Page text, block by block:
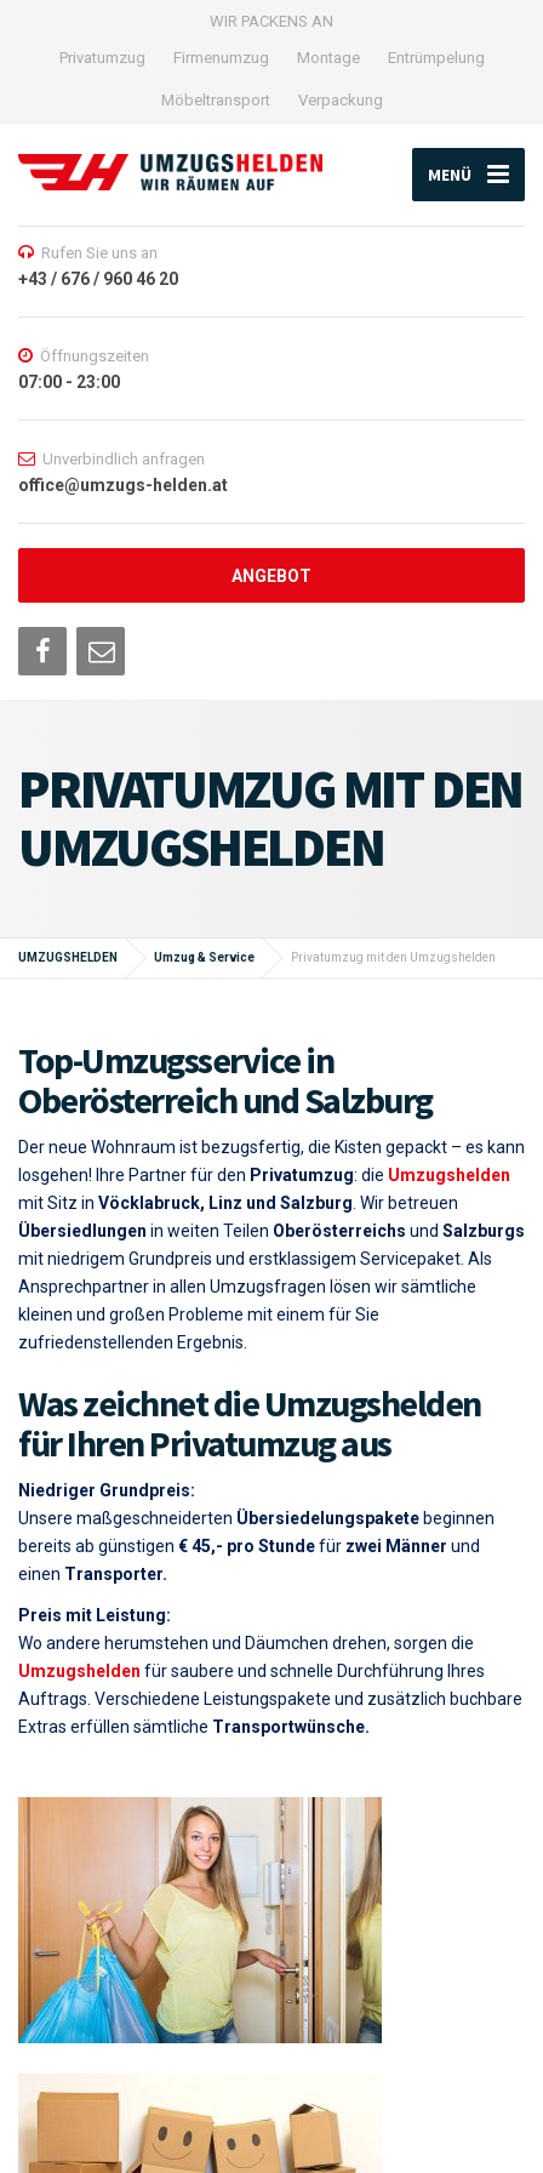
WIR PACKENS AN
Privatumzug
Firmenumzug Montage Entrümpelung
Möbeltransport Verpackung
MENÜ
Rufen Sie uns an
+43 / 676 / 960 46 20
Öffnungszeiten
07:00 - 23:00
Unverbindlich anfragen
office@umzugs-helden.at
ANGEBOT
PRIVATUMZUG MIT DEN
UMZUGSHELDEN
UMZUGSHELDEN Umzug & Service Privatumzug mit den Umzugshelden
Top-Umzugsservice in
Oberösterreich und Salzburg
Der neue Wohnraum ist bezugsfertig, die Kisten gepackt – es kann
losgehen! Ihre Partner für den Privatumzug: die Umzugshelden
mit Sitz in Vöcklabruck, Linz und Salzburg . Wir betreuen
Übersiedlungen in weiten Teilen Oberösterreichs und Salzburgs
mit niedrigem Grundpreis und erstklassigem Servicepaket. Als
Ansprechpartner in allen Umzugsfragen lösen wir sämtliche
kleinen und großen Probleme mit einem für Sie
zufriedenstellenden Ergebnis.
Was zeichnet die Umzugshelden
für Ihren Privatumzug aus
Niedriger Grundpreis:
Unsere maßgeschneiderten Übersiedelungspaketebeginnen
bereits ab günstigen € 45,- pro Stundefür zwei Männer und
einen Transporter.
Preis mit Leistung:
Wo andere herumstehen und Däumchen drehen, sorgen die
Umzugshelden für saubere und schnelle Durchführung Ihres
Auftrags. Verschiedene Leistungspakete und zusätzlich buchbare
Extras erfüllen sämtliche Transportwünsche.